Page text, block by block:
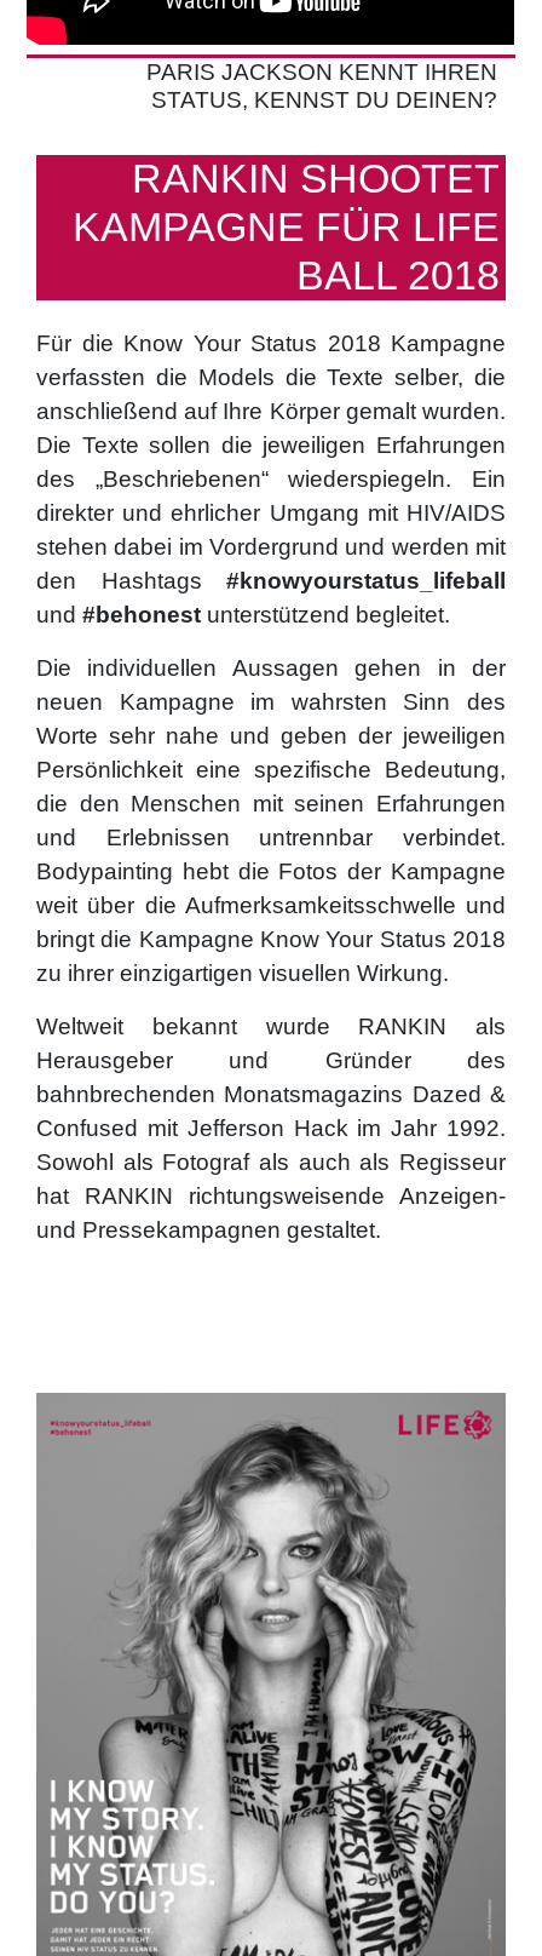
PARIS JACKSON KENNT IHREN
STATUS, KENNST DU DEINEN?
RANKIN SHOOTET
KAMPAGNE FÜR LIFE
BALL 2018
Für die Know Your Status 2018 Kampagne
verfassten die Models die Texte selber, die
anschließend auf Ihre Körper gemalt wurden.
Die Texte sollen die jeweiligen Erfahrungen
des „Beschriebenen“ wiederspiegeln. Ein
direkter und ehrlicher Umgang mit HIV/AIDS
stehen dabei im Vordergrund und werden mit
den Hashtags #knowyourstatus_lifeball
und #behonest unterstützend begleitet.
Die individuellen Aussagen gehen in der
neuen Kampagne im wahrsten Sinn des
Worte sehr nahe und geben der jeweiligen
Persönlichkeit eine spezifische Bedeutung,
die den Menschen mit seinen Erfahrungen
und Erlebnissen untrennbar verbindet.
Bodypainting hebt die Fotos der Kampagne
weit über die Aufmerksamkeitsschwelle und
bringt die Kampagne Know Your Status 2018
zu ihrer einzigartigen visuellen Wirkung.
Weltweit bekannt wurde RANKIN als
Herausgeber und Gründer des
bahnbrechenden Monatsmagazins Dazed &
Confused mit Jefferson Hack im Jahr 1992.
Sowohl als Fotograf als auch als Regisseur
hat RANKIN richtungsweisende Anzeigen-
und Pressekampagnen gestaltet.